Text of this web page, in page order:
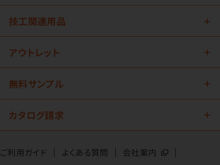
技工関連用品
アウトレット
無料サンプル
カタログ請求
ご利用ガイド よくある質問
会社案内